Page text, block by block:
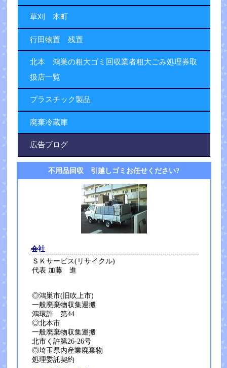
草刈 本町
行田物置 残置
北本 鴻巣の粗大ゴミ回収業者粗大ごみ処理券取
扱店一覧
プラスチック製品
廃棄冷蔵庫
広告ブログ
不用品回収 引越しゴミお任せください?
会社
ＳＫサービス(リサイクル)
代表 加藤 進
◎鴻巣市(旧吹上市)
一般廃棄物収集運搬
鴻環許 第44
◎北本市
一般廃棄物収集運搬
北市く許第26-26号
◎埼玉県内産業廃棄物
処理委託契約